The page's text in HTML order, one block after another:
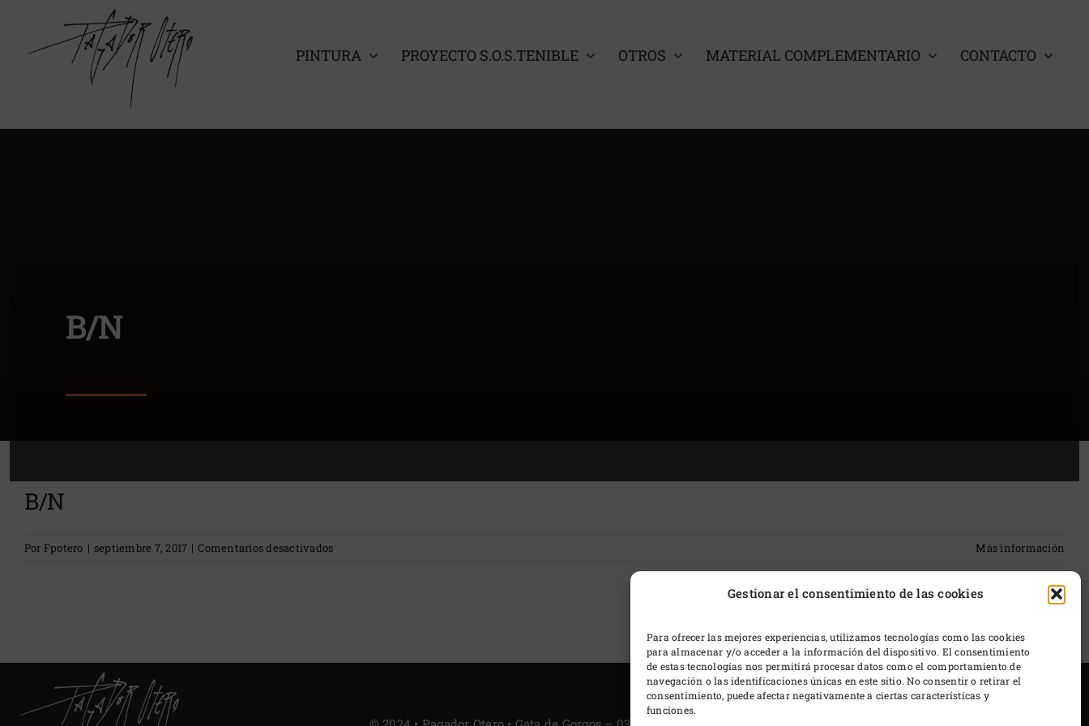
Gestionar el consentimiento de las cookies
Para ofrecer las mejores experiencias, utilizamos tecnologías como las cookies
para almacenar y/o acceder a la información del dispositivo. El consentimiento
de estas tecnologías nos permitirá procesar datos como el comportamiento de
navegación o las identificaciones únicas en este sitio. No consentir o retirar el
consentimiento, puede afectar negativamente a ciertas características y
funciones.
contenido
PINTURA PROYECTO S.O.S.TENIBLE OTROS MATERIAL COMPLEMENTARIO CONTACTO
B/N
B/N
Por Fpotero | septiembre 7, 2017 | Comentarios desactivadosen
Más información